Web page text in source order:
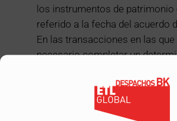
los instrumentos de patrimonio
referido a la fecha del acuerdo
En las transacciones en las que
necesario completar un
a medida que tales servicios
(a lo largo del citado periodo).
De manera simétrica, la